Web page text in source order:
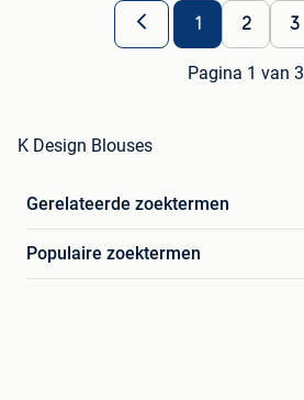
1 2 3
Pagina 1 van 3
K Design Blouses
Gerelateerde zoektermen
Populaire zoektermen